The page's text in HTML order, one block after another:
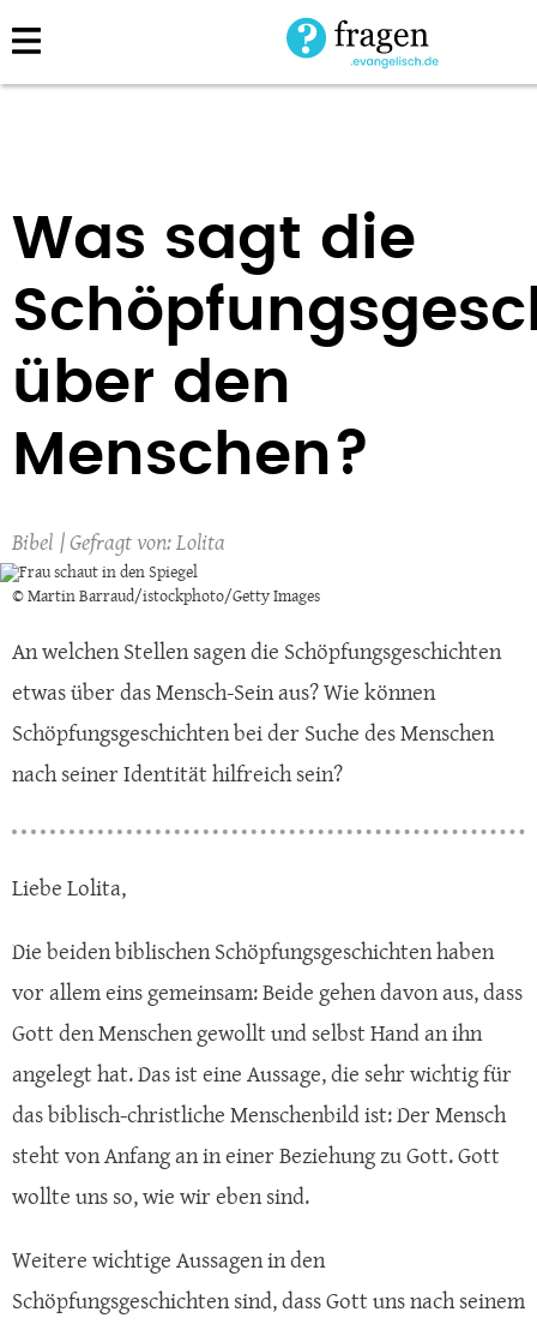
Direkt
zum
Was sagt die
über den
Menschen?
Bibel Lolita
© Martin Barraud/istockphoto/Getty Images
An welchen Stellen sagen die Schöpfungsgeschichten
etwas über das Mensch-Sein aus? Wie können
Schöpfungsgeschichten bei der Suche des Menschen
nach seiner Identität hilfreich sein?
Liebe Lolita,
Die beiden biblischen Schöpfungsgeschichten haben
vor allem eins gemeinsam: Beide gehen davon aus, dass
Gott den Menschen gewollt und selbst Hand an ihn
angelegt hat. Das ist eine Aussage, die sehr wichtig für
das biblisch-christliche Menschenbild ist: Der Mensch
steht von Anfang an in einer Beziehung zu Gott. Gott
wollte uns so, wie wir eben sind.
Weitere wichtige Aussagen in den
Schöpfungsgeschichten sind, dass Gott uns nach seinem